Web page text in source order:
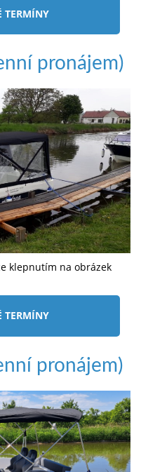
TERMÍNY
pronájem)
klepnutím na obrázek
TERMÍNY
pronájem)